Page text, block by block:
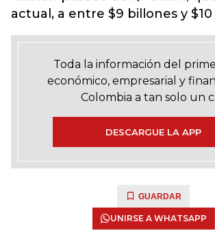
actual, a entre $9 billones y
Toda la información del
económico, empresarial y
Colombia a tan solo un
DESCARGUE LA APP
GUARDAR
UNIRSE A WHATSAPP